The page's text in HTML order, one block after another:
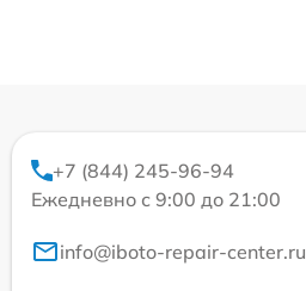
+7 (844) 245-96-94
Ежедневно с 9:00 до 21:00
info@iboto-repair-center.ru